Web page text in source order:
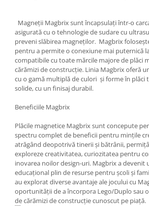
Magneții Magbrix sunt încapsulați într-o
asigurată cu o tehnologie de sudare cu
preveni slăbirea magneților. Magbrix
pentru a permite o conexiune mai puternică
compatibile cu toate mărcile majore de plăci
cărămizi de construcție. Linia Magbrix oferă
cu o gamă multiplă de culori și forme în plăci
solide, cu un finisaj durabil.
Beneficiile Magbrix
Plăcile magnetice Magbrix sunt concepute
spectru complet de beneficii pentru mințile
atrăgând deopotrivă tinerii și bătrânii,
exploreze creativitatea, curiozitatea pentru
inovarea noilor design-uri. Magbrix a devenit
educațional plin de resurse pentru școli și
au explorat diverse avantaje ale jocului cu
oportunității de a încorpora Lego/Duplo sau
de cărămizi de construcție cunoscut pe piață.